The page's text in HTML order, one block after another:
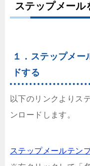
ステップメール
１．ステップメ
ドする
以下のリンクよりス
ンロードします。
ステップメールテン